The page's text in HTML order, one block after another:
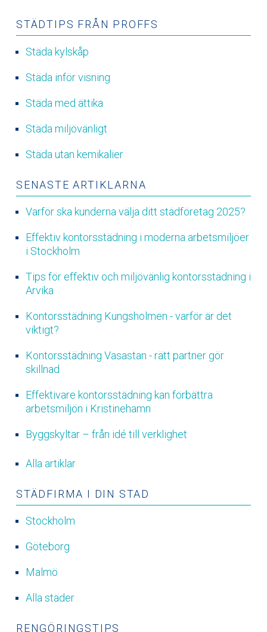
STÄDTIPS FRÅN PROFFS
Städa kylskåp
Städa inför visning
Städa med ättika
Städa miljövänligt
Städa utan kemikalier
SENASTE ARTIKLARNA
Varför ska kunderna välja ditt städföretag 2025?
Effektiv kontorsstädning i moderna arbetsmiljöer
i Stockholm
Tips för effektiv och miljövänlig kontorsstädning i
Arvika
Kontorsstädning Kungsholmen - varför är det
viktigt?
Kontorsstädning Vasastan - rätt partner gör
skillnad
Effektivare kontorsstädning kan förbättra
arbetsmiljön i Kristinehamn
Byggskyltar – från idé till verklighet
Alla artiklar
STÄDFIRMA I DIN STAD
Stockholm
Göteborg
Malmö
Alla städer
RENGÖRINGSTIPS